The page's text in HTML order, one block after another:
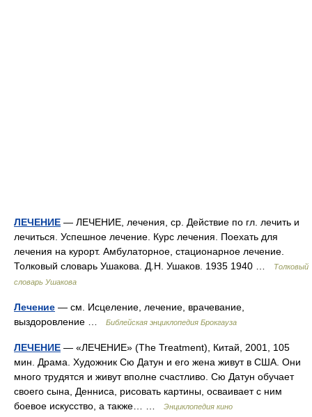
ЛЕЧЕНИЕ — ЛЕЧЕНИЕ, лечения, ср. Действие по гл. лечить и
лечиться. Успешное лечение. Курс лечения. Поехать для
лечения на курорт. Амбулаторное, стационарное лечение.
Толковый словарь Ушакова. Д.Н. Ушаков. 1935 1940 …
Толковый
словарь Ушакова
Лечение — см. Исцеление, лечение, врачевание,
выздоровление …
Библейская энциклопедия Брокгауза
ЛЕЧЕНИЕ — «ЛЕЧЕНИЕ» (The Treatment), Китай, 2001, 105
мин. Драма. Художник Сю Датун и его жена живут в США. Они
много трудятся и живут вполне счастливо. Сю Датун обучает
своего сына, Денниса, рисовать картины, осваивает с ним
боевое искусство, а также… …
Энциклопедия кино